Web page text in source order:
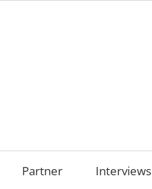
Partner Interviews